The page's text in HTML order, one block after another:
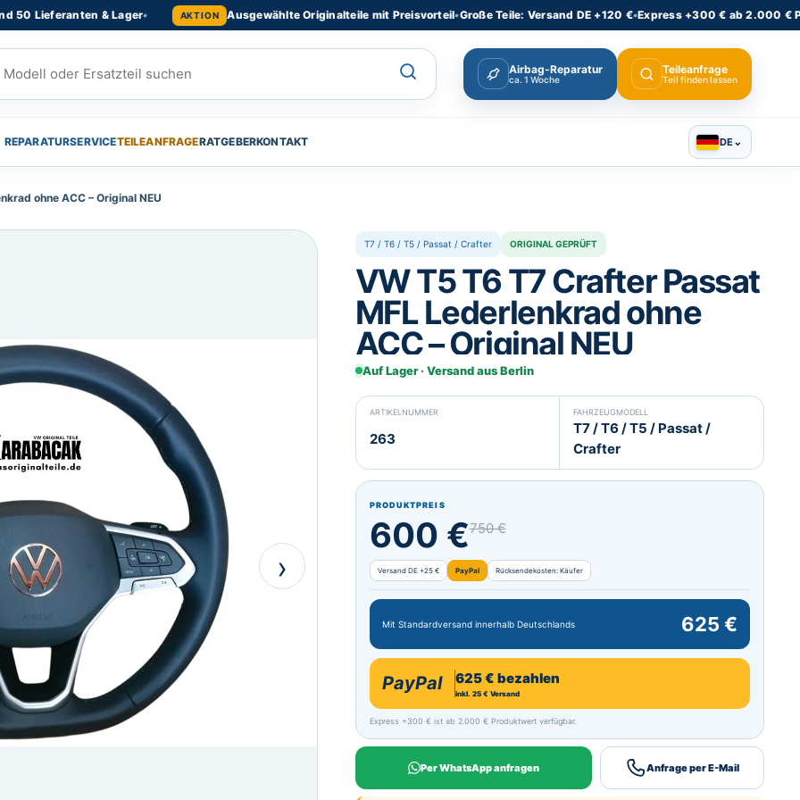
& Lager• AKTION Ausgewählte Originalteile mit Preisvorteil•Große Teile: Versand DE +120 €•Express +300 € ab 2.000 €
Airbag-Reparatur
ca. 1 Woche
Teileanfrage
Teil finden lassen
REPARATURSERVICETEILEANFRAGERATGEBERKONTAKT DE ⌄
ohne ACC – Original NEU
›
T7 / T6 / T5 / Passat / Crafter ORIGINAL GEPRÜFT
VW T5 T6 T7 Crafter Passat
MFL Lederlenkrad ohne
ACC – Original NEU
Auf Lager · Versand aus Berlin
ARTIKELNUMMER
263
FAHRZEUGMODELL
T7 / T6 / T5 / Passat /
Crafter
PRODUKTPREIS
600 €750 €
Versand DE +25 € PayPal Rücksendekosten: Käufer
Mit Standardversand innerhalb Deutschlands 625 €
PayPal 625 € bezahlen
inkl. 25 € Versand
Express +300 € ist ab 2.000 € Produktwert verfügbar.
Per WhatsApp anfragen Anfrage per E-Mail